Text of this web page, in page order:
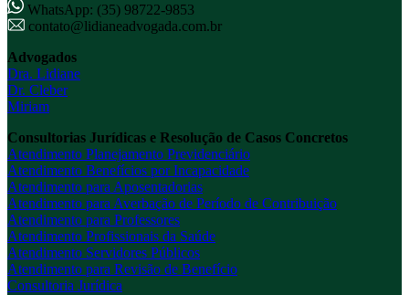
WhatsApp: (35) 98722-9853
contato@lidianeadvogada.com.br
Advogados
Dra. Lidiane
Dr. Cleber
Miriam
Consultorias Jurídicas e Resolução de Casos Concretos
Atendimento Planejamento Previdenciário
Atendimento Benefícios por Incapacidade
Atendimento para Aposentadorias
Atendimento para Averbação de Período de Contribuição
Atendimento para Professores
Atendimento Profissionais da Saúde
Atendimento Servidores Públicos
Atendimento para Revisão de Benefício
Consultoria Jurídica